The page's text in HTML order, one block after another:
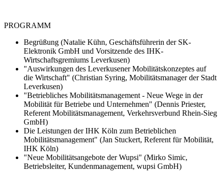
PROGRAMM
Begrüßung (Natalie Kühn, Geschäftsführerin der SK-
Elektronik GmbH und Vorsitzende des IHK-
Wirtschaftsgremiums Leverkusen)
"Auswirkungen des Leverkusener Mobilitätskonzeptes auf
die Wirtschaft" (Christian Syring, Mobilitätsmanager der Stadt
Leverkusen)
"Betriebliches Mobilitätsmanagement - Neue Wege in der
Mobilität für Betriebe und Unternehmen" (Dennis Priester,
Referent Mobilitätsmanagement, Verkehrsverbund Rhein-Sieg
GmbH)
Die Leistungen der IHK Köln zum Betrieblichen
Mobilitätsmanagement" (Jan Stuckert, Referent für Mobilität,
IHK Köln)
"Neue Mobilitätsangebote der Wupsi" (Mirko Simic,
Betriebsleiter, Kundenmanagement, wupsi GmbH)